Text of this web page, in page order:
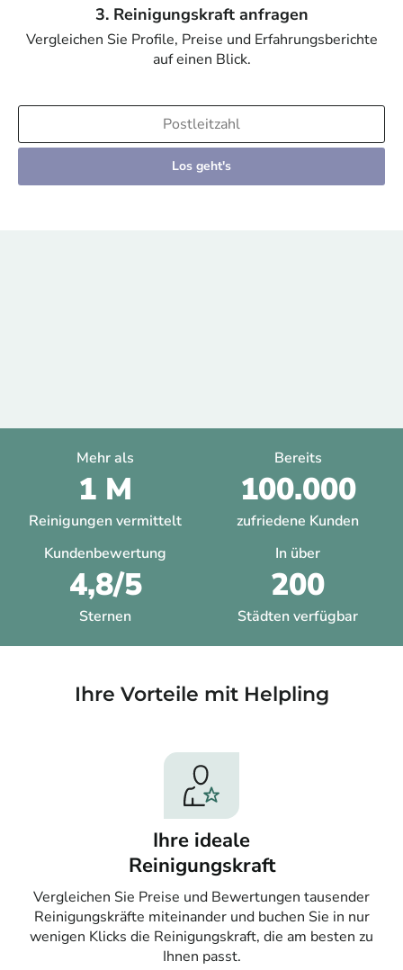
3. Reinigungskraft anfragen
Vergleichen Sie Profile, Preise und Erfahrungsberichte
auf einen Blick.
Los geht's
Mehr als
1 M
Reinigungen vermittelt
Bereits
100.000
zufriedene Kunden
Kundenbewertung
4,8/5
Sternen
In über
200
Städten verfügbar
Ihre Vorteile mit Helpling​
Ihre ideale
Reinigungskraft
Vergleichen Sie Preise und Bewertungen tausender
Reinigungskräfte miteinander und buchen Sie in nur
wenigen Klicks die Reinigungskraft, die am besten zu
Ihnen passt.